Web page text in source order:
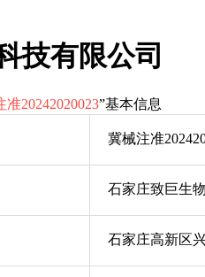
技有限公司
准20242020023”基本信息
冀械注准
石家庄致巨生
石家庄高新区